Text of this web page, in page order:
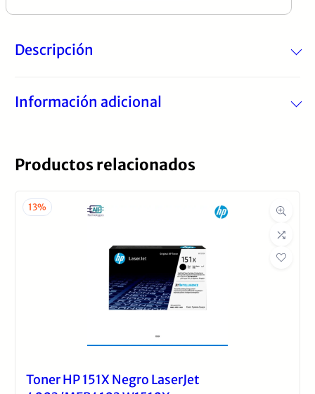
era:
$488.75.
es:
$414.99.
Descripción
Información adicional
Tipo de Impresora
Productos relacionados
13%
Toner HP 151X Negro LaserJet